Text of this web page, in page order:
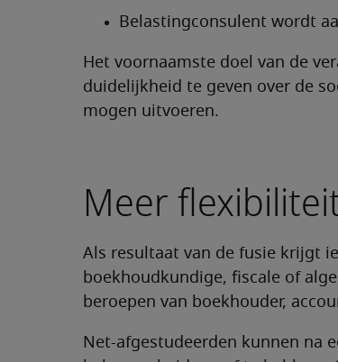
Belastingconsulent wordt
Het voornaamste doel van de
duidelijkheid te geven over de
mogen uitvoeren.
Meer
Als resultaat van de fusie krijgt
boekhoudkundige, fiscale of
beroepen van boekhouder,
Net-afgestudeerden kunnen na